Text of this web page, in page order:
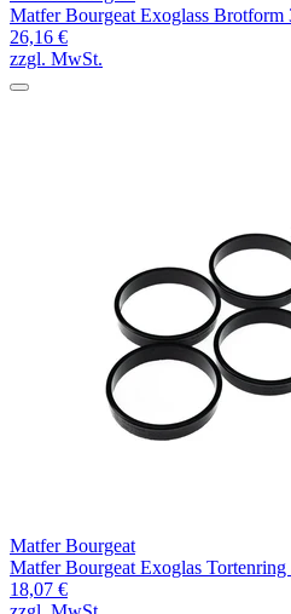
Matfer Bourgeat Exoglass Brotform
26,16 €
zzgl. MwSt.
Matfer Bourgeat
Matfer Bourgeat Exoglas
18,07 €